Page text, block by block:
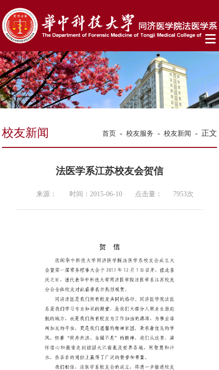
校友新闻 首页 - 校友服务 - 校友新闻 - 正文
法医学系江苏校友会贺信
来源： 时间：2015-06-10 点击量： 7953次